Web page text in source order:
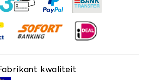
kwaliteit